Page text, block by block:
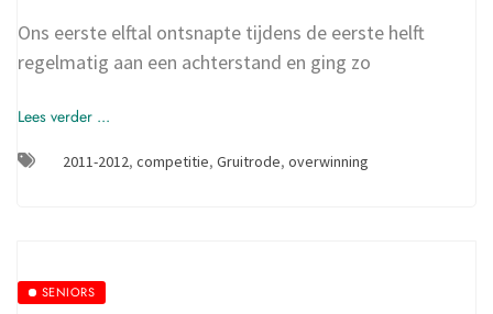
Ons eerste elftal ontsnapte tijdens de eerste helft
regelmatig aan een achterstand en ging zo
Lees verder ...
2011-2012, competitie, Gruitrode, overwinning
SENIORS